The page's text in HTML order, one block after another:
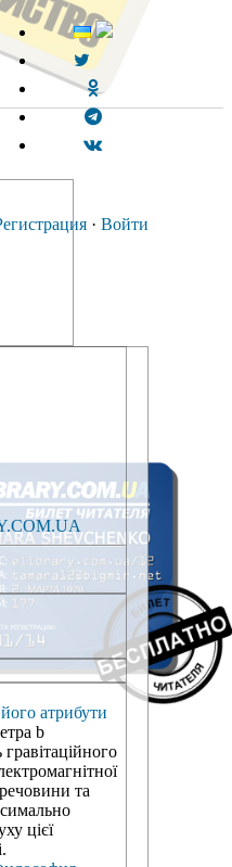
· Войти
атрибути
b
та
цієї